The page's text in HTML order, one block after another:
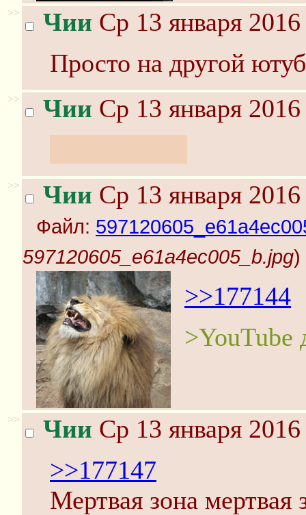
>> Чии Ср 13 января
Просто на другой
>> Чии Ср 13 января
>> Чии Ср 13 января
Файл:
597120605_e61a4ec005_b.jpg)
>>177144
>YouTube
>> Чии Ср 13 января
>>177147
Мертвая зона мертвая